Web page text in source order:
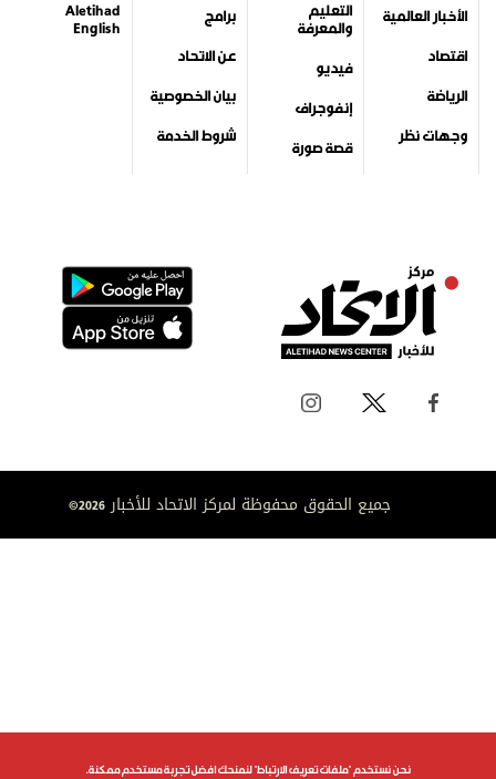
الأخبار العالمية
اقتصاد
الرياضة
وجهات نظر
التعليم
والمعرفة
فيديو
إنفوجراف
قصة صورة
برامج
عن الاتحاد
بيان الخصوصية
شروط الخدمة
Aletihad
English
جميع الحقوق محفوظة لمركز الاتحاد للأخبار 2026©
نحن نستخدم "ملفات تعريف الارتباط" لنمنحك افضل تجربة مستخدم ممكنة.